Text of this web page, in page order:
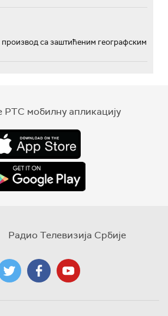
са заштићеним географским
РТС мобилну апликацију
Радио Телевизија Србије